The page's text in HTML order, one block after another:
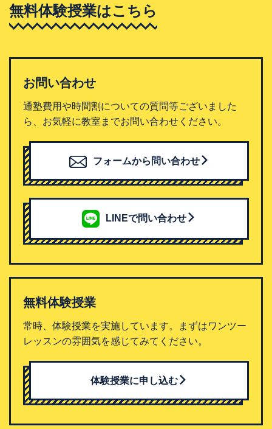
無料体験授業はこちら
お問い合わせ
通塾費用や時間割についての質問等ございました
ら、お気軽に教室までお問い合わせください。
フォームから問い合わせ
LINEで問い合わせ
無料体験授業
常時、体験授業を実施しています。まずはワンツー
レッスンの雰囲気を感じてみてください。
体験授業に申し込む